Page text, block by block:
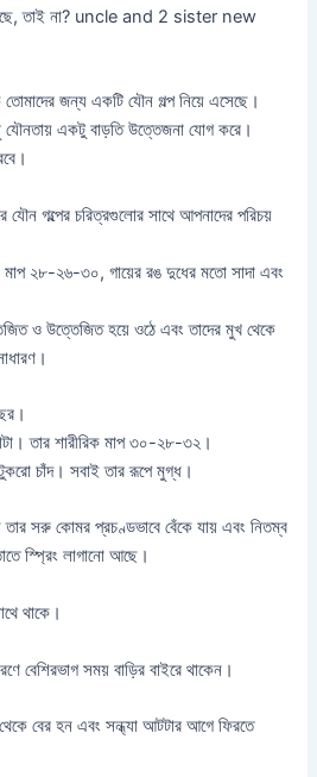
তাই না? uncle and 2 sister new
তোমাদের জন্য একটি যৌন গল্প নিয়ে এসেছে।
যৌনতায় একটু বাড়তি উত্তেজনা যোগ করে।
যৌন গল্পের চরিত্রগুলোর সাথে আপনাদের পরিচয়
মাপ ২৮-২৬-৩০, গায়ের রঙ দুধের মতো সাদা এবং
ও উত্তেজিত হয়ে ওঠে এবং তাদের মুখ থেকে
তার শারীরিক মাপ ৩০-২৮-৩২।
চাঁদ। সবাই তার রূপে মুগ্ধ।
সরু কোমর প্রচণ্ডভাবে বেঁকে যায় এবং নিতম্ব
স্প্রিং লাগানো আছে।
থাকে।
বেশিরভাগ সময় বাড়ির বাইরে থাকেন।
বের হন এবং সন্ধ্যা আটটার আগে ফিরতে